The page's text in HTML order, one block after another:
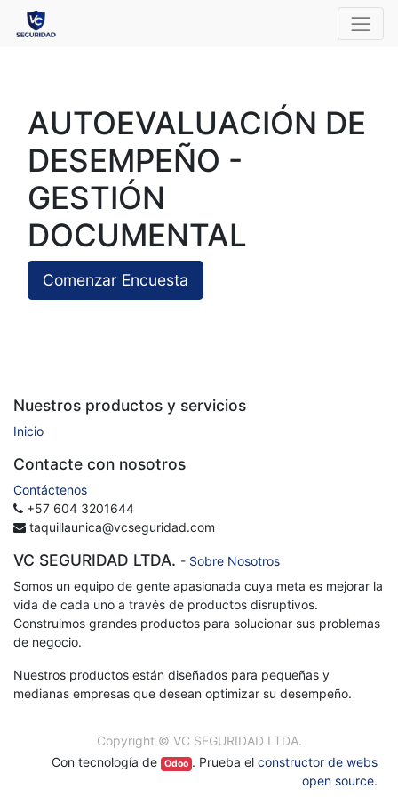
AUTOEVALUACIÓN DE
DESEMPEÑO -
GESTIÓN
DOCUMENTAL
Comenzar Encuesta
Nuestros productos y servicios
Inicio
Contacte con nosotros
Contáctenos
+57 604 3201644
taquillaunica@vcseguridad.com
VC SEGURIDAD LTDA. - Sobre Nosotros
Somos un equipo de gente apasionada cuya meta es mejorar la
vida de cada uno a través de productos disruptivos.
Construimos grandes productos para solucionar sus problemas
de negocio.
Nuestros productos están diseñados para pequeñas y
medianas empresas que desean optimizar su desempeño.
Copyright © VC SEGURIDAD LTDA.
Con tecnología de
Odoo . Prueba el constructor de webs
open source.